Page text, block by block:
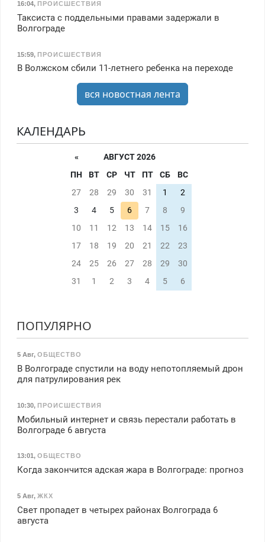
16:04, ПРОИСШЕСТВИЯ
Таксиста с поддельными правами задержали в
Волгограде
15:59, ПРОИСШЕСТВИЯ
В Волжском сбили 11-летнего ребенка на переходе
вся новостная лента
КАЛЕНДАРЬ
«
АВГУСТ 2026
ПН
ВТ СР ЧТ ПТ СБ
ВС
27
28 29 30 31 1
2
3
4 5 6 7 8
9
10
11 12 13 14 15
16
17
18 19 20 21 22
23
24
25 26 27 28 29
30
31
1 2 3 4 5 6
ПОПУЛЯРНО
5 Авг, ОБЩЕСТВО
В Волгограде спустили на воду непотопляемый дрон
для патрулирования рек
10:30, ПРОИСШЕСТВИЯ
Мобильный интернет и связь перестали работать в
Волгограде 6 августа
13:01, ОБЩЕСТВО
Когда закончится адская жара в Волгограде: прогноз
5 Авг, ЖКХ
Свет пропадет в четырех районах Волгограда 6
августа